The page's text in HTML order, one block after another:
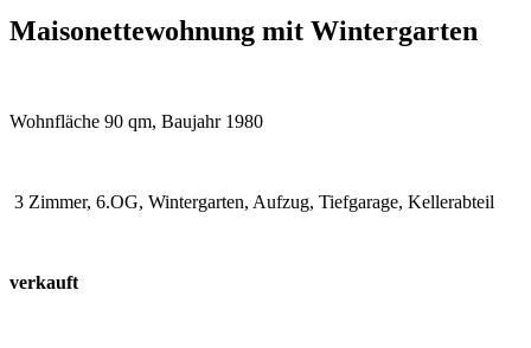
Maisonettewohnung mit Wintergarten
Wohnfläche 90 qm, Baujahr 1980
3 Zimmer, 6.OG, Wintergarten, Aufzug, Tiefgarage, Kellerabteil
verkauft